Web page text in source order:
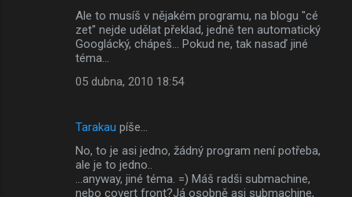
Ale to musíš v nějakém programu, na blogu "cé
zet" nejde udělat překlad, jedně ten automatický
Googlácký, chápeš... Pokud ne, tak nasaď jiné
téma...
05 dubna, 2010 18:54
Tarakau píše…
No, to je asi jedno, žádný program není potřeba,
ale je to jedno..
...anyway, jiné téma. =) Máš radši submachine,
nebo covert front?Já osobně asi submachine,